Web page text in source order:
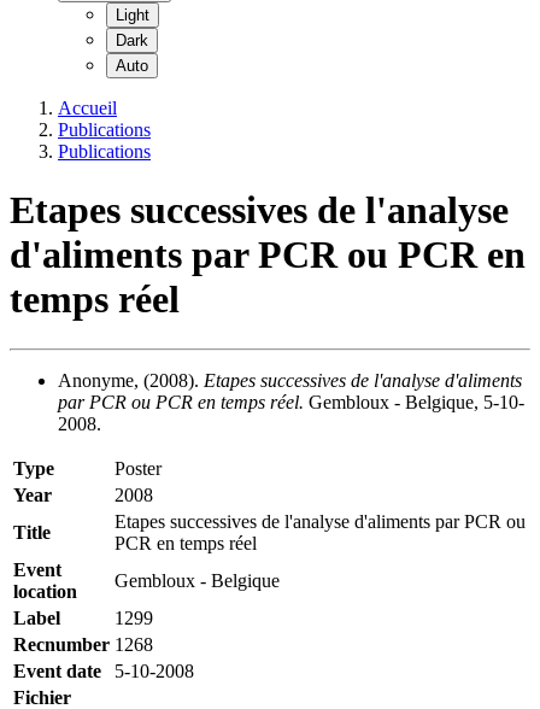
Light
Dark
Auto
Accueil
Publications
Publications
Etapes successives de l'analyse
d'aliments par PCR ou PCR en
temps réel
Anonyme, (2008). Etapes successives de l'analyse d'aliments
par PCR ou PCR en temps réel. Gembloux - Belgique, 5-10-
2008.
Type
Poster
Year
2008
Title
Etapes successives de l'analyse d'aliments par PCR ou
PCR en temps réel
Event
location
Gembloux - Belgique
Label
1299
Recnumber 1268
Event date
5-10-2008
Fichier